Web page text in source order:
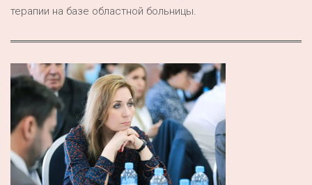
терапии на базе областной больницы.